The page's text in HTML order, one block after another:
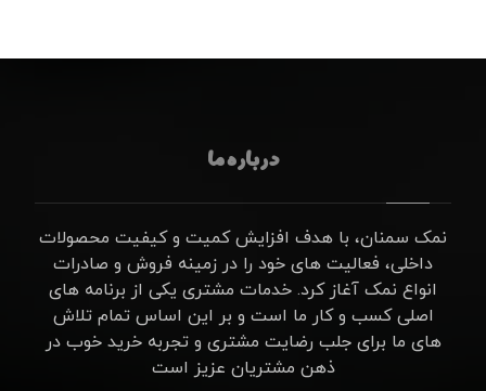
درباره ما
نمک سمنان، با هدف افزایش کمیت و کیفیت محصولات
داخلی، فعالیت های خود را در زمینه فروش و صادرات
انواع نمک آغاز کرد. خدمات مشتری یکی از برنامه های
اصلی کسب و کار ما است و بر این اساس تمام تلاش
های ما برای جلب رضایت مشتری و تجربه خرید خوب در
ذهن مشتریان عزیز است